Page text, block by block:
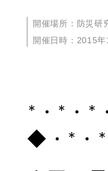
開催場所：防災研
開催日時：2015年
*・*
◆・*・*